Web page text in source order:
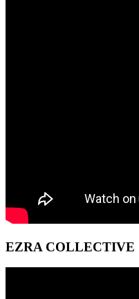
EZRA COLLECTIVE